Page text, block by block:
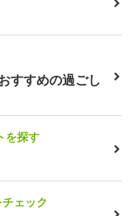
すすめの過ごし
を探す
ェック